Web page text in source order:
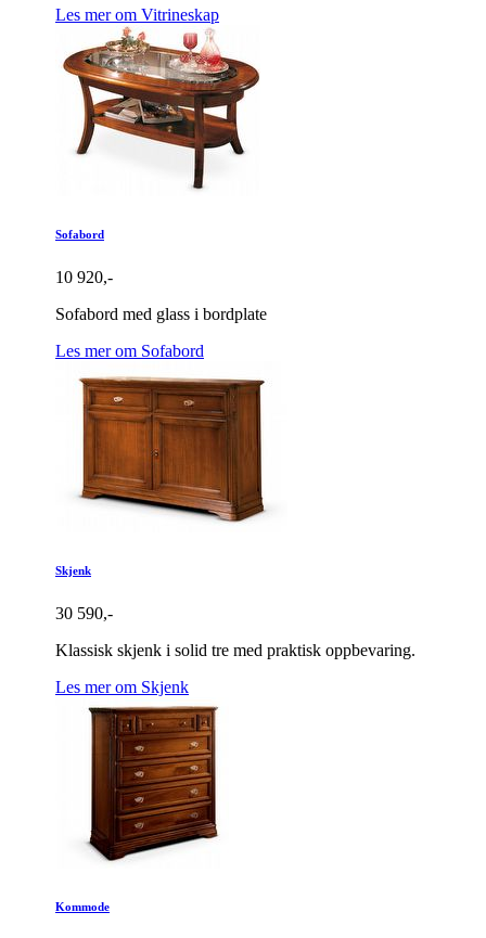
Les mer om Vitrineskap
Sofabord
10 920,-
Sofabord med glass i bordplate
Les mer om Sofabord
Skjenk
30 590,-
Klassisk skjenk i solid tre med praktisk oppbevaring.
Les mer om Skjenk
Kommode